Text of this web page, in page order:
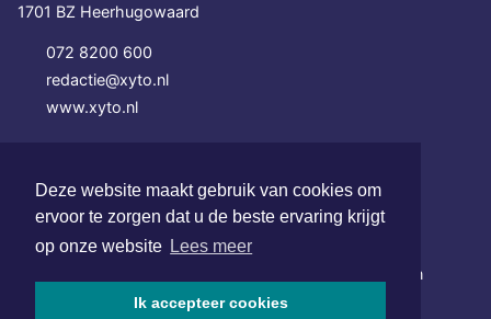
Deze website maakt gebruik van cookies om
ervoor te zorgen dat u de beste ervaring krijgt
op onze website Lees meer
Ik accepteer cookies
1701 BZ Heerhugowaard
072 8200 600
redactie@xyto.nl
www.xyto.nl
Schrijf je in voor onze nieuwsbrief en krijg wekelijks een
samenvatting van alle gebeurtenissen uit jouw regio.